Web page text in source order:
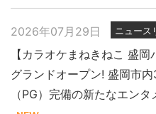
2026年07月29日 ニュース
【カラオケまねきねこ 盛
グランドオープン! 盛岡市
（PG）完備の新たなエン